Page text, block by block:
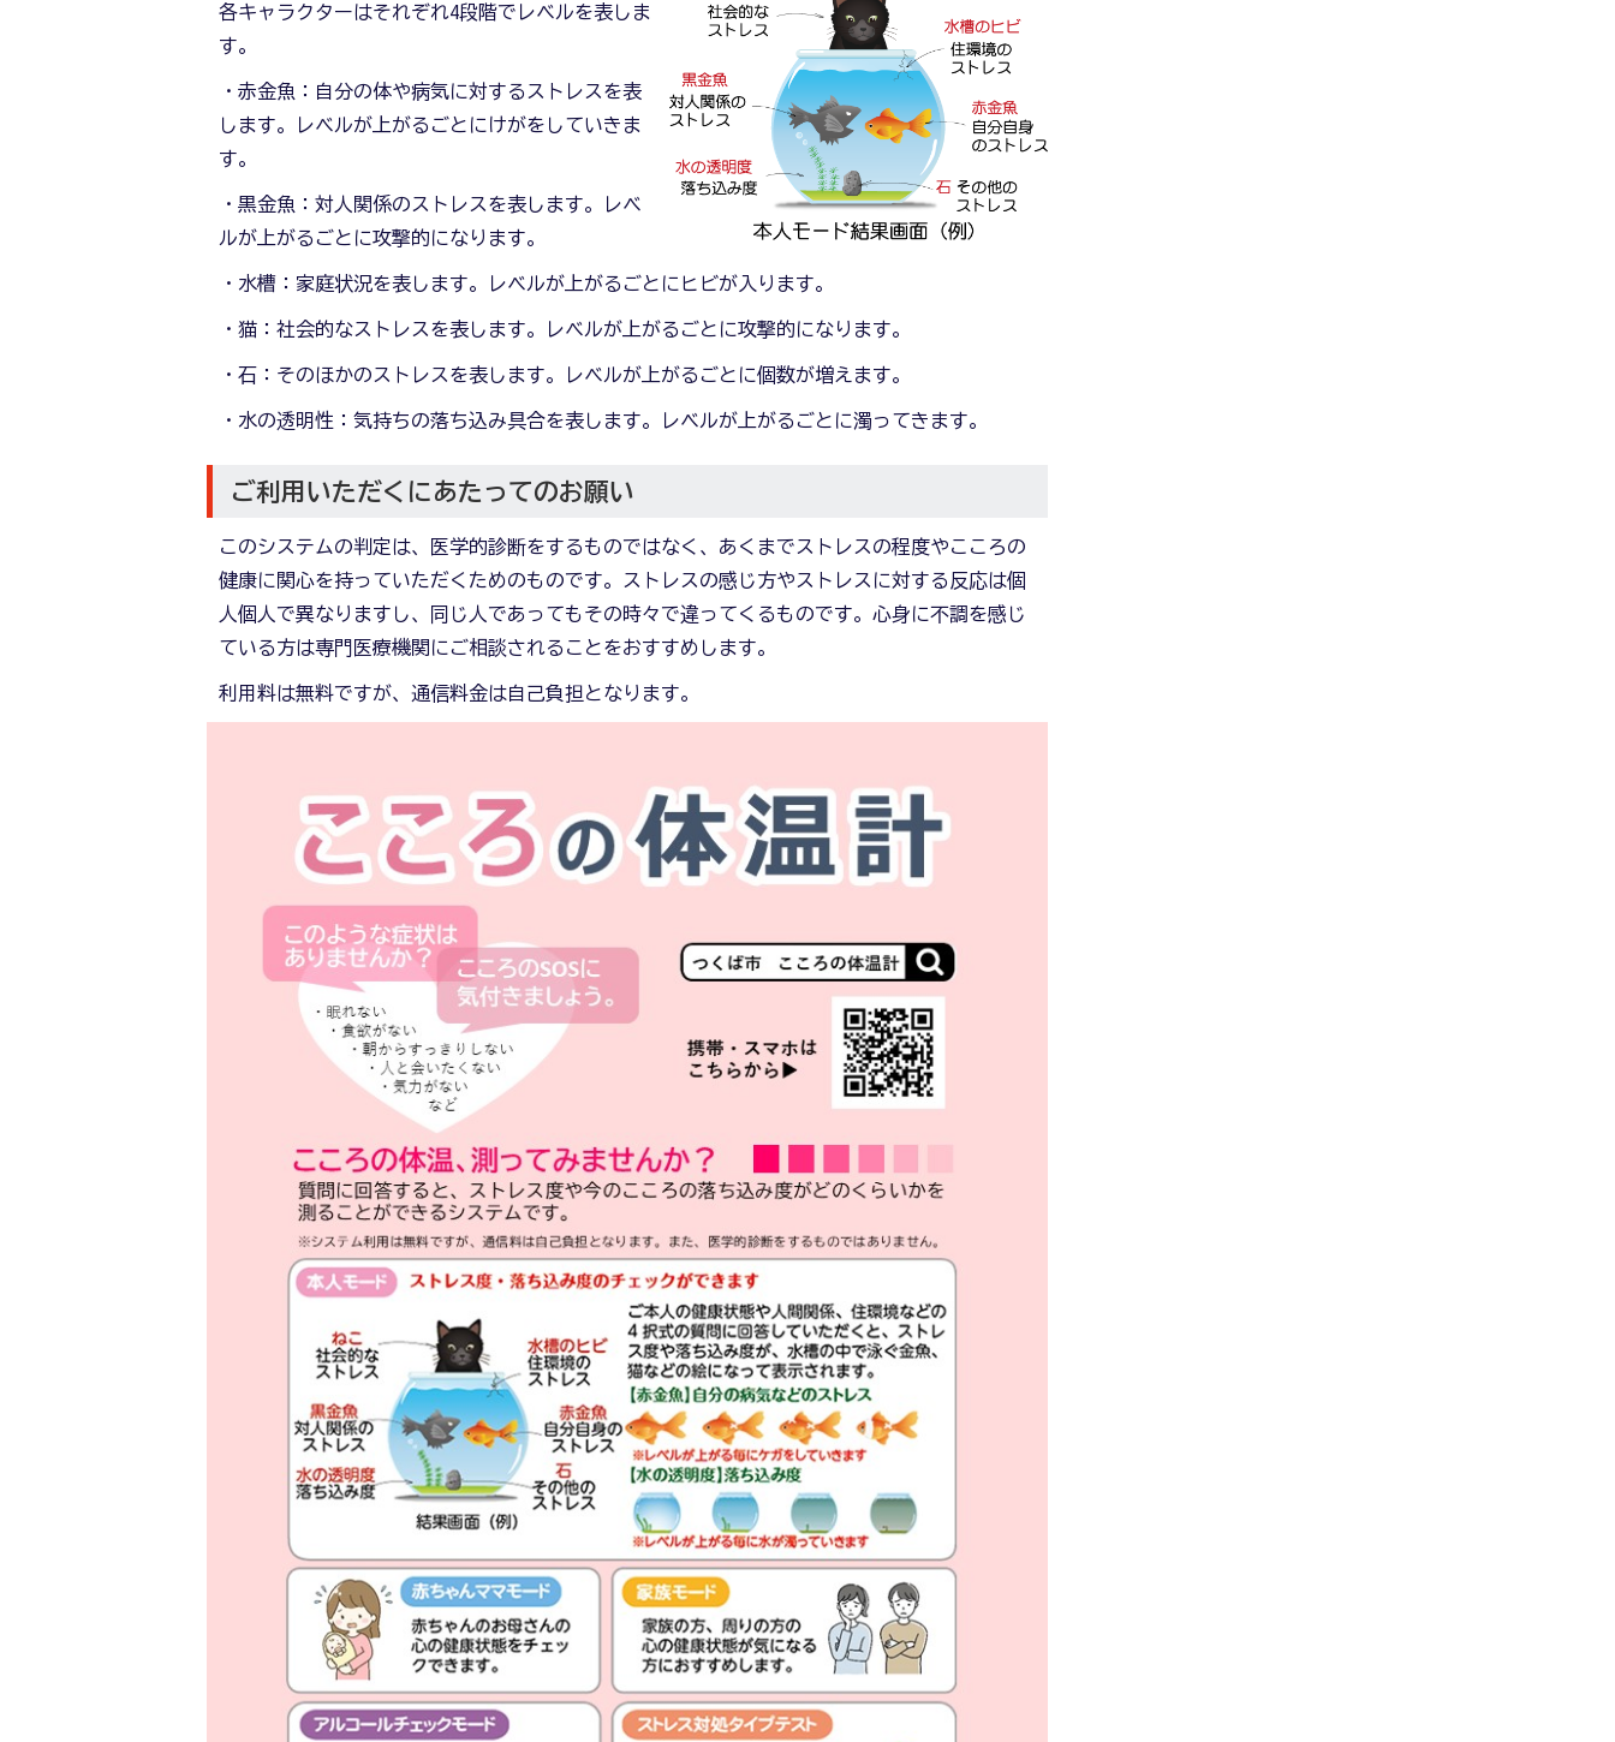
各キャラクターはそれぞれ4段階でレベルを表しま
す。
・赤金魚：自分の体や病気に対するストレスを表
します。レベルが上がるごとにけがをしていきま
す。
・黒金魚：対人関係のストレスを表します。レベ
ルが上がるごとに攻撃的になります。
・水槽：家庭状況を表します。レベルが上がるごとにヒビが入ります。
・猫：社会的なストレスを表します。レベルが上がるごとに攻撃的になります。
・石：そのほかのストレスを表します。レベルが上がるごとに個数が増えます。
・水の透明性：気持ちの落ち込み具合を表します。レベルが上がるごとに濁ってきます。
ご利用いただくにあたってのお願い
このシステムの判定は、医学的診断をするものではなく、あくまでストレスの程度やこころの
健康に関心を持っていただくためのものです。ストレスの感じ方やストレスに対する反応は個
人個人で異なりますし、同じ人であってもその時々で違ってくるものです。心身に不調を感じ
ている方は専門医療機関にご相談されることをおすすめします。
利用料は無料ですが、通信料金は自己負担となります。